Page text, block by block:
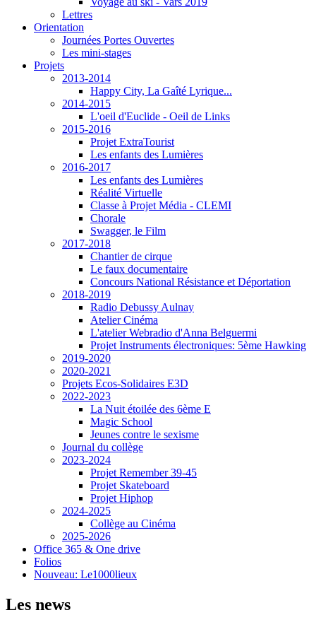
Lettres
Orientation
Journées Portes Ouvertes
Les mini-stages
Projets
2013-2014
Happy City, La Gaîté Lyrique...
2014-2015
L'oeil d'Euclide - Oeil de Links
2015-2016
Projet ExtraTourist
Les enfants des Lumières
2016-2017
Les enfants des Lumières
Réalité Virtuelle
Classe à Projet Média - CLEMI
Chorale
Swagger, le Film
2017-2018
Chantier de cirque
Le faux documentaire
Concours National Résistance et Déportation
2018-2019
Radio Debussy Aulnay
Atelier Cinéma
L'atelier Webradio d'Anna Belguermi
Projet Instruments électroniques: 5ème Hawking
2019-2020
2020-2021
Projets Ecos-Solidaires E3D
2022-2023
La Nuit étoilée des 6ème E
Magic School
Jeunes contre le sexisme
Journal du collège
2023-2024
Projet Remember 39-45
Projet Skateboard
Projet Hiphop
2024-2025
Collège au Cinéma
2025-2026
Office 365 & One drive
Folios
Nouveau: Le1000lieux
Les news